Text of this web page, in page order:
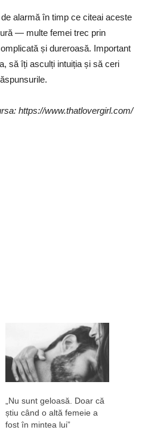
alarmă în timp ce citeai aceste
— multe femei trec prin
și dureroasă. Important
să îți asculți intuiția și să ceri
https://www.thatlovergirl.com/
„Nu sunt geloasă. Doar că
știu când o altă femeie a
fost în mintea lui”